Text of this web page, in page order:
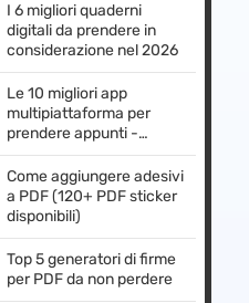
I 6 migliori quaderni
digitali da prendere in
considerazione nel 2026
Le 10 migliori app
multipiattaforma per
prendere appunti -
Testate e recensite
Come aggiungere adesivi
a PDF (120+ PDF sticker
disponibili)
Top 5 generatori di firme
per PDF da non perdere